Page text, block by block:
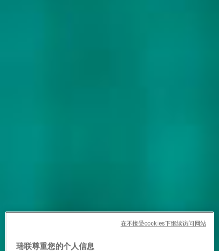
瑞联尊重您的个人信息
在不接受cookies下继续访问网站